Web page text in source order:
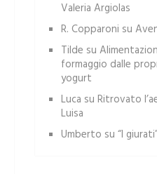
Valeria Argiolas
R. Copparoni su
Tilde su
formaggio dalle
yogurt
Luca su Ritrovato
Luisa
Umberto su “I